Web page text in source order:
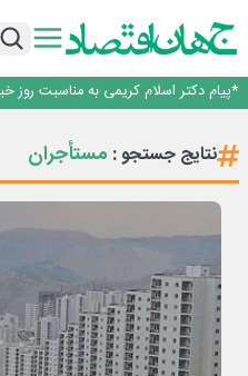
صندوق توسعه ملی نقشی در طرح کالابرگ
*پیام دکتر اسلام کریمی به مناسبت روز
ساماندهی صنعت تلفن همراه در
صندوق توسعه ملی نقشی در طرح کالابرگ
نتایج جستجو : مستأجران